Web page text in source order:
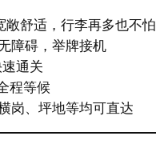
敞舒适，行李再多也不怕
障碍，举牌接机
通关
程等候
岗、坪地等均可直达